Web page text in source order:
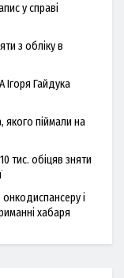
у справі
з обліку в
Ігоря Гайдука
якого піймали на
тис. обіцяв зняти
і
хабаря